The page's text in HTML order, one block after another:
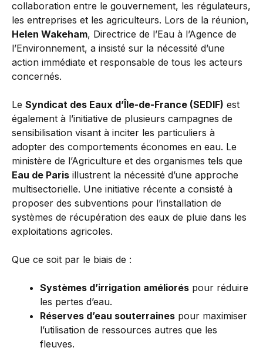
collaboration entre le gouvernement, les régulateurs,
les entreprises et les agriculteurs. Lors de la réunion,
Helen Wakeham, Directrice de l’Eau à l’Agence de
l’Environnement, a insisté sur la nécessité d’une
action immédiate et responsable de tous les acteurs
concernés.
Le Syndicat des Eaux d’Île-de-France (SEDIF) est
également à l’initiative de plusieurs campagnes de
sensibilisation visant à inciter les particuliers à
adopter des comportements économes en eau. Le
ministère de l’Agriculture et des organismes tels que
Eau de Paris illustrent la nécessité d’une approche
multisectorielle. Une initiative récente a consisté à
proposer des subventions pour l’installation de
systèmes de récupération des eaux de pluie dans les
exploitations agricoles.
Que ce soit par le biais de :
Systèmes d’irrigation améliorés pour réduire
les pertes d’eau.
Réserves d’eau souterraines pour maximiser
l’utilisation de ressources autres que les
fleuves.